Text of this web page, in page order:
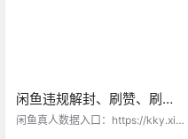
闲鱼违规解封、刷赞、刷粉
丝、刷好评、删差评，全量
闲鱼真人数据入口：https://kky.xia